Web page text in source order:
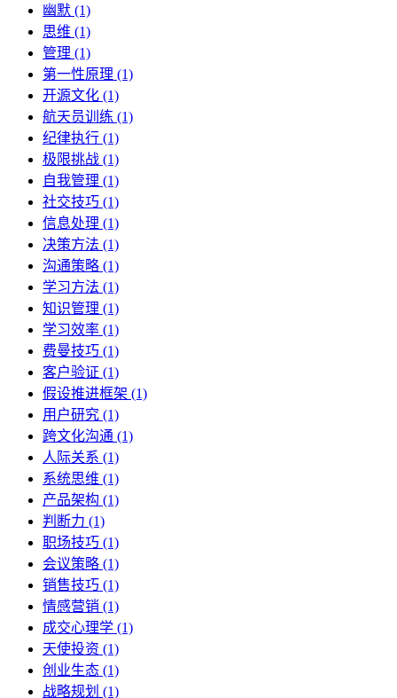
幽默 (1)
思维 (1)
管理 (1)
第一性原理 (1)
开源文化 (1)
航天员训练 (1)
纪律执行 (1)
极限挑战 (1)
自我管理 (1)
社交技巧 (1)
信息处理 (1)
决策方法 (1)
沟通策略 (1)
学习方法 (1)
知识管理 (1)
学习效率 (1)
费曼技巧 (1)
客户验证 (1)
假设推进框架 (1)
用户研究 (1)
跨文化沟通 (1)
人际关系 (1)
系统思维 (1)
产品架构 (1)
判断力 (1)
职场技巧 (1)
会议策略 (1)
销售技巧 (1)
情感营销 (1)
成交心理学 (1)
天使投资 (1)
创业生态 (1)
战略规划 (1)